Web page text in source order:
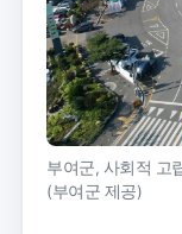
부여군, 사회적 고
(부여군 제공)